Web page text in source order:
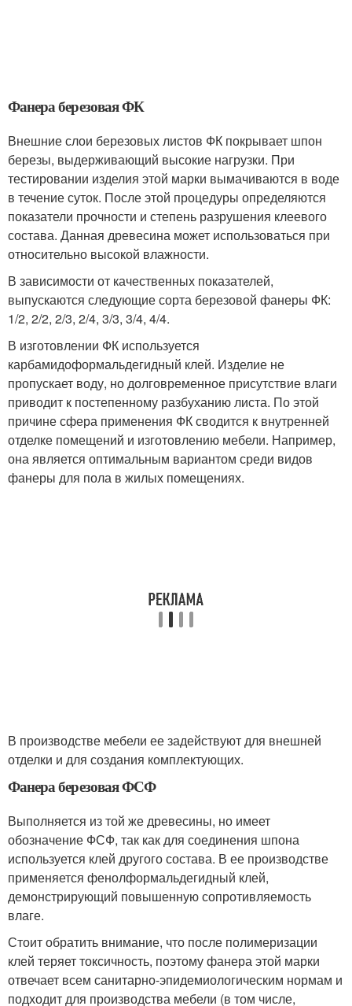
Фанера березовая ФК
Внешние слои березовых листов ФК покрывает шпон
березы, выдерживающий высокие нагрузки. При
тестировании изделия этой марки вымачиваются в воде
в течение суток. После этой процедуры определяются
показатели прочности и степень разрушения клеевого
состава. Данная древесина может использоваться при
относительно высокой влажности.
В зависимости от качественных показателей,
выпускаются следующие сорта березовой фанеры ФК:
1/2, 2/2, 2/3, 2/4, 3/3, 3/4, 4/4.
В изготовлении ФК используется
карбамидоформальдегидный клей. Изделие не
пропускает воду, но долговременное присутствие влаги
приводит к постепенному разбуханию листа. По этой
причине сфера применения ФК сводится к внутренней
отделке помещений и изготовлению мебели. Например,
она является оптимальным вариантом среди видов
фанеры для пола в жилых помещениях.
В производстве мебели ее задействуют для внешней
отделки и для создания комплектующих.
Фанера березовая ФСФ
Выполняется из той же древесины, но имеет
обозначение ФСФ, так как для соединения шпона
используется клей другого состава. В ее производстве
применяется фенолформальдегидный клей,
демонстрирующий повышенную сопротивляемость
влаге.
Стоит обратить внимание, что после полимеризации
клей теряет токсичность, поэтому фанера этой марки
отвечает всем санитарно-эпидемиологическим нормам и
подходит для производства мебели (в том числе,